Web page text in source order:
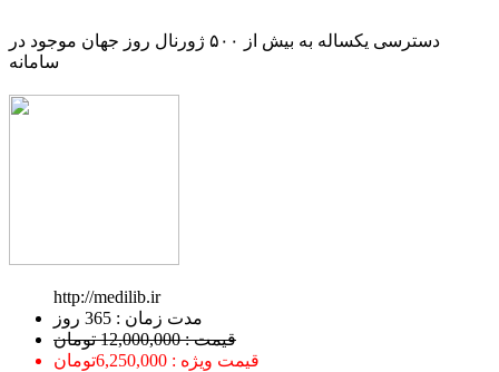
دسترسی یکساله به بیش از ۵۰۰ ژورنال روز جهان موجود در
سامانه
http://medilib.ir
ﻣﺪﺕ ﺯﻣﺎﻥ : 365 ﺭﻭﺯ
قیمت : 12,000,000 تومان
قیمت ویژه : 6,250,000تومان